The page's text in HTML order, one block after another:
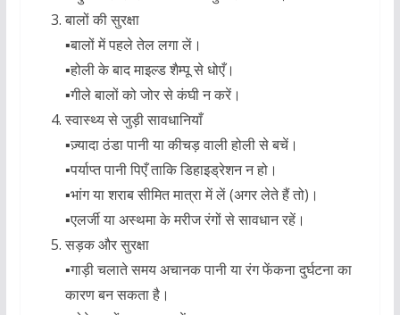
बालों की सुरक्षा
▪︎बालों में पहले तेल लगा लें।
▪︎होली के बाद माइल्ड शैम्पू से धोएँ।
▪︎गीले बालों को जोर से कंघी न करें।
स्वास्थ्य से जुड़ी सावधानियाँ
▪︎ज़्यादा ठंडा पानी या कीचड़ वाली होली से बचें।
▪︎पर्याप्त पानी पिएँ ताकि डिहाइड्रेशन न हो।
▪︎भांग या शराब सीमित मात्रा में लें (अगर लेते हैं तो)।
▪︎एलर्जी या अस्थमा के मरीज रंगों से सावधान रहें।
सड़क और सुरक्षा
▪︎गाड़ी चलाते समय अचानक पानी या रंग फेंकना दुर्घटना का
कारण बन सकता है।